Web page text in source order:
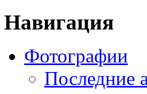
Навигация
Фотографии
Последние